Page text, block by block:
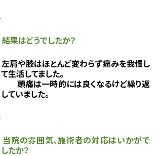
果はどうでしたか？
左肩や膝はほとんど変わらず痛みを我慢し
て生活してました。
頭痛は一時的には良くなるけど繰り返
していました。
院の雰囲気、施術者の対応はいかがで
したか？